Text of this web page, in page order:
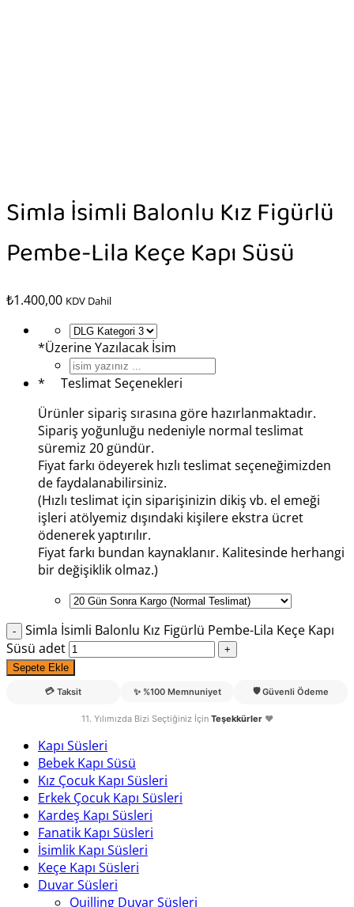
Simla İsimli Balonlu Kız Figürlü
Pembe-Lila Keçe Kapı Süsü
₺1.400,00 KDV Dahil
*Üzerine Yazılacak İsim
*
Teslimat Seçenekleri
Ürünler sipariş sırasına göre hazırlanmaktadır.
Sipariş yoğunluğu nedeniyle normal teslimat
süremiz 20 gündür.
Fiyat farkı ödeyerek hızlı teslimat seçeneğimizden
de faydalanabilirsiniz.
(Hızlı teslimat için siparişinizin dikiş vb. el emeği
işleri atölyemiz dışındaki kişilere ekstra ücret
ödenerek yaptırılır.
Fiyat farkı bundan kaynaklanır. Kalitesinde herhangi
bir değişiklik olmaz.)
Simla İsimli Balonlu Kız Figürlü Pembe-Lila Keçe Kapı
Süsü adet
Sepete Ekle
💳 Taksit ✨ %100 Memnuniyet 🛡️ Güvenli Ödeme
11. Yılımızda Bizi Seçtiğiniz İçin Teşekkürler❤️
Kapı Süsleri
Bebek Kapı Süsü
Kız Çocuk Kapı Süsleri
Erkek Çocuk Kapı Süsleri
Kardeş Kapı Süsleri
Fanatik Kapı Süsleri
İsimlik Kapı Süsleri
Keçe Kapı Süsleri
Duvar Süsleri
Quilling Duvar Süsleri